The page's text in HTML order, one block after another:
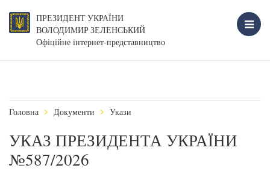
ПРЕЗИДЕНТ УКРАЇНИ
ВОЛОДИМИР ЗЕЛЕНСЬКИЙ
Офіційне інтернет-представництво
Головна Документи Укази
УКАЗ ПРЕЗИДЕНТА УКРАЇНИ
№587/2026